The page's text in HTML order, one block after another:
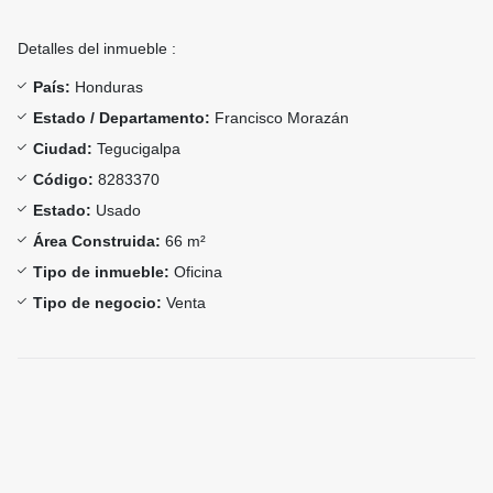
Detalles del inmueble :
País: Honduras
Estado / Departamento: Francisco Morazán
Ciudad: Tegucigalpa
Código: 8283370
Estado: Usado
Área Construida: 66 m²
Tipo de inmueble: Oficina
Tipo de negocio: Venta